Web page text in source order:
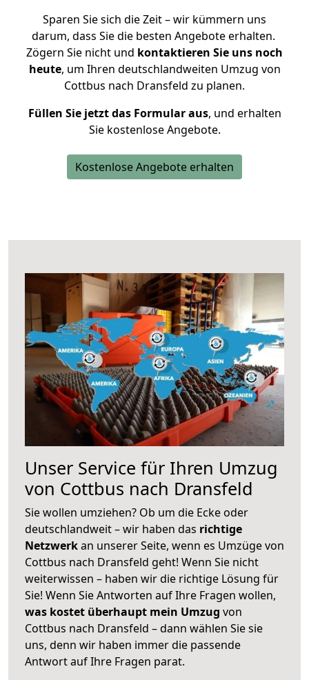
Sparen Sie sich die Zeit – wir kümmern uns
darum, dass Sie die besten Angebote erhalten.
Zögern Sie nicht und kontaktieren Sie uns noch
heute, um Ihren deutschlandweiten Umzug von
Cottbus nach Dransfeld zu planen.
Füllen Sie jetzt das Formular aus, und erhalten
Sie kostenlose Angebote.
Kostenlose Angebote erhalten
Unser Service für Ihren Umzug
von Cottbus nach Dransfeld
Sie wollen umziehen? Ob um die Ecke oder
deutschlandweit – wir haben das richtige
Netzwerkan unserer Seite, wenn es Umzüge von
Cottbus nach Dransfeld geht! Wenn Sie nicht
weiterwissen – haben wir die richtige Lösung für
Sie! Wenn Sie Antworten auf Ihre Fragen wollen,
was kostet überhaupt mein Umzug von
Cottbus nach Dransfeld – dann wählen Sie sie
uns, denn wir haben immer die passende
Antwort auf Ihre Fragen parat.